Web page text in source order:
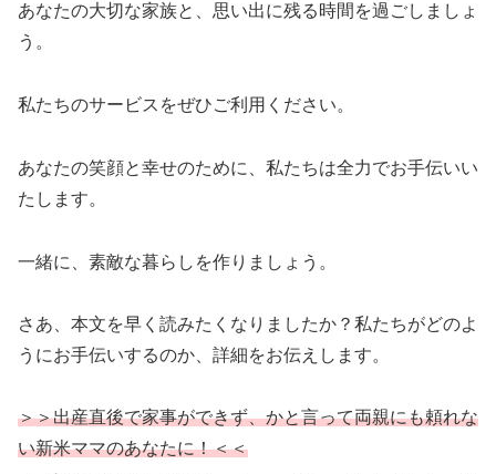
あなたの大切な家族と、思い出に残る時間を過ごしましょ
う。
私たちのサービスをぜひご利用ください。
あなたの笑顔と幸せのために、私たちは全力でお手伝いい
たします。
一緒に、素敵な暮らしを作りましょう。
さあ、本文を早く読みたくなりましたか？私たちがどのよ
うにお手伝いするのか、詳細をお伝えします。
＞＞出産直後で家事ができず、かと言って両親にも頼れな
い新米ママのあなたに！＜＜